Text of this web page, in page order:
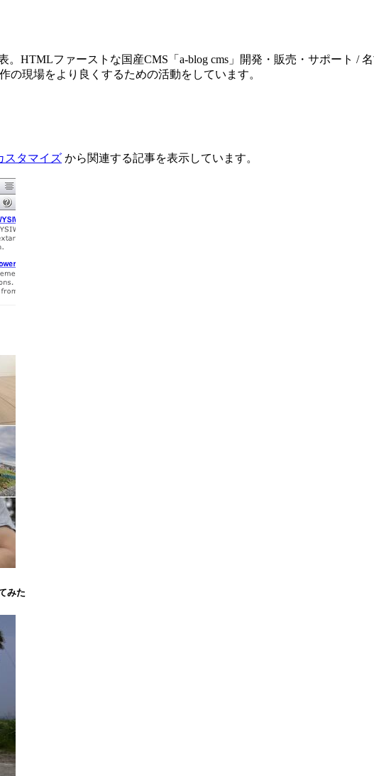
。HTMLファーストな国産CMS「a-blog cms」開発・販売・サポート /
の現場をより良くするための活動をしています。
スタマイズ から関連する記事を表示しています。
みた